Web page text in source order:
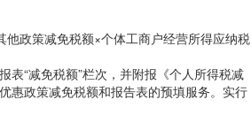
政策减免税额×个体工商户经营所得应纳税
表“减免税额”栏次，并附报《个人所得税减
惠政策减免税额和报告表的预填服务。实行